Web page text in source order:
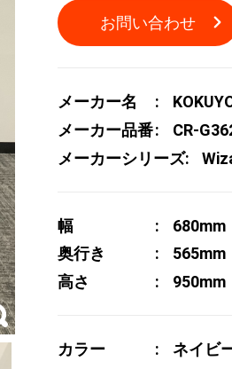
お問い合わせ
メーカー名
メーカー品番
CR-
メーカーシリーズ
幅
680mm
奥行き
565mm
高さ
950mm
カラー ネイビ